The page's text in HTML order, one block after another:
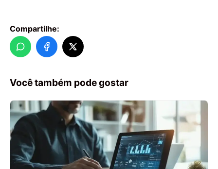
Compartilhe:
Você também pode gostar